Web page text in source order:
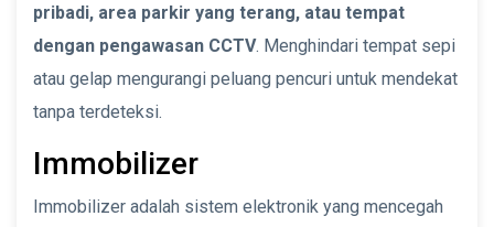
pribadi, area parkir yang terang, atau tempat
dengan pengawasan CCTV. Menghindari tempat sepi
atau gelap mengurangi peluang pencuri untuk mendekat
tanpa terdeteksi.
Immobilizer
Immobilizer adalah sistem elektronik yang mencegah